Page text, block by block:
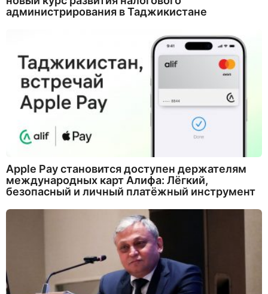
администрирования в Таджикистане
Apple Pay становится доступен держателям
международных карт Алифа: Лёгкий,
безопасный и личный платёжный инструмент